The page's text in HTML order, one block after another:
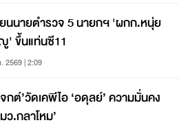
นนายตำรวจ 5 นายกฯ 'ผกก.หนุ่ย
ขึ้นแท่นซี11
2569 | 2:09
ต์’วัดเคพีไอ ‘อดุลย์’ ความมั่นคง
ว.กลาโหม’